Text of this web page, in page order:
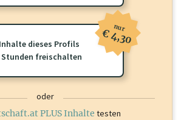
um diese Inhalte zu sehen.
Inhalte dieses Profils
Stunden freischalten
nur
€ 4,30
oder
PLUS Inhalte testen